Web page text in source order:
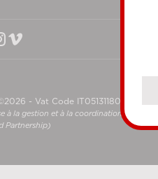
- Vat Code IT05131180969
à la gestion et à la coordination de
Partnership)